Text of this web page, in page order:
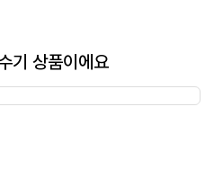
기 상품이에요